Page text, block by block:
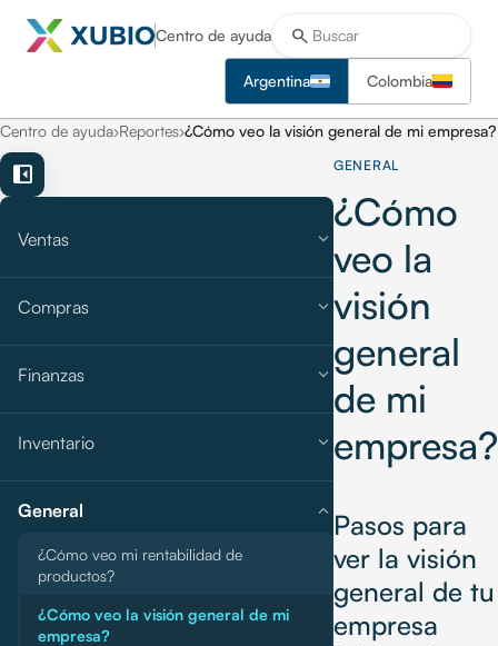
Centro de ayuda search
Argentina Colombia
Centro de ayuda›Reportes›¿Cómo veo la visión general de mi empresa?
left_panel_close
Ventas expand_more
Compras expand_more
Finanzas expand_more
Inventario expand_more
General expand_more
¿Cómo veo mi rentabilidad de
productos?
¿Cómo veo la visión general de mi
empresa?
GENERAL
¿Cómo
veo la
visión
general
de mi
empresa?
Pasos para
ver la visión
general de tu
empresa